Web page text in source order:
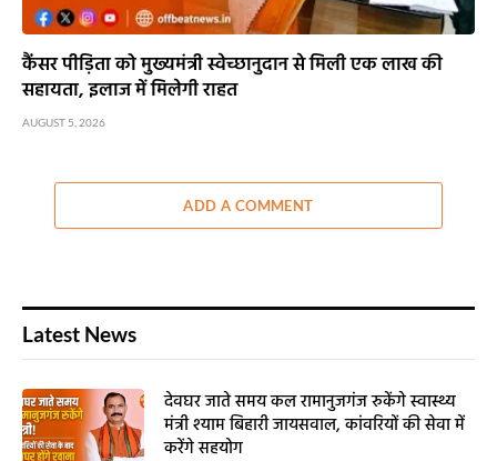
कैंसर पीड़िता को मुख्यमंत्री स्वेच्छानुदान से मिली एक लाख की
सहायता, इलाज में मिलेगी राहत
AUGUST 5, 2026
ADD A COMMENT
Latest News
देवघर जाते समय कल रामानुजगंज रुकेंगे स्वास्थ्य
मंत्री श्याम बिहारी जायसवाल, कांवरियों की सेवा में
करेंगे सहयोग